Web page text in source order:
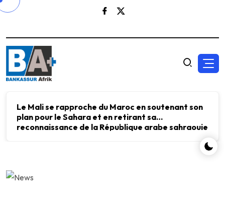
en soutenant son
retirant sa
arabe sahraouie
Le FMI et Kristalina
Aliko Dangote sur
l’énergie, les engrais et
le développement